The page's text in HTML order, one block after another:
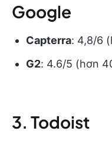
Google
Capterra: 4,8/6
G2: 4.6/5 (hơn
3. Todoist